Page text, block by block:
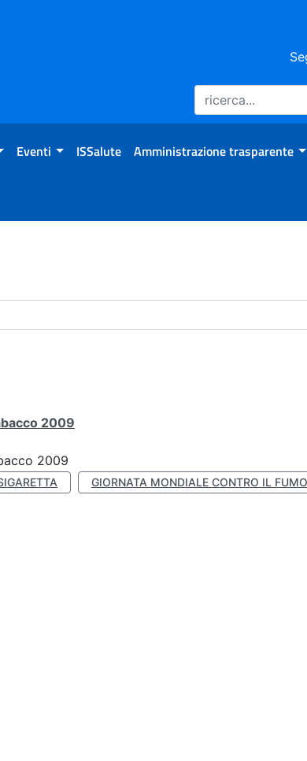
Eventi ISSalute Amministrazione trasparente
2009
2009
GIORNATA MONDIALE CONTRO IL FUMO